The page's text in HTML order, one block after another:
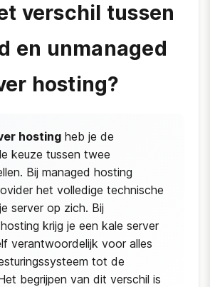
verschil tussen
en unmanaged
hosting?
hosting heb je de
keuze tussen twee
Bij managed hosting
het volledige technische
server op zich. Bij
krijg je een kale server
verantwoordelijk voor alles
tot de
begrijpen van dit verschil is